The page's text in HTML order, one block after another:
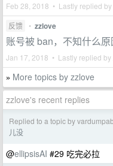
Feb 28, 2018 • Lastly replied by
反馈 • zzlove
账号被 ban，不知什么原
Jan 17, 2018 • Lastly replied by
» More topics by zzlove
zzlove's recent replies
Replied to a topic by
儿没
@ellipsisAI #29 吃完必拉